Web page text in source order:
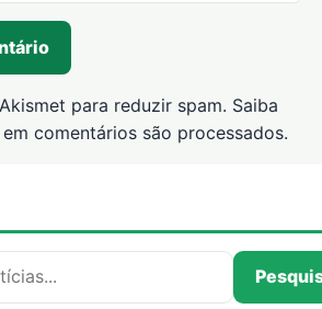
para reduzir spam. Saiba
comentários são processados.